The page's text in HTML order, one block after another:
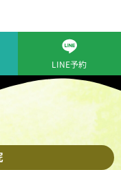
LINE予約